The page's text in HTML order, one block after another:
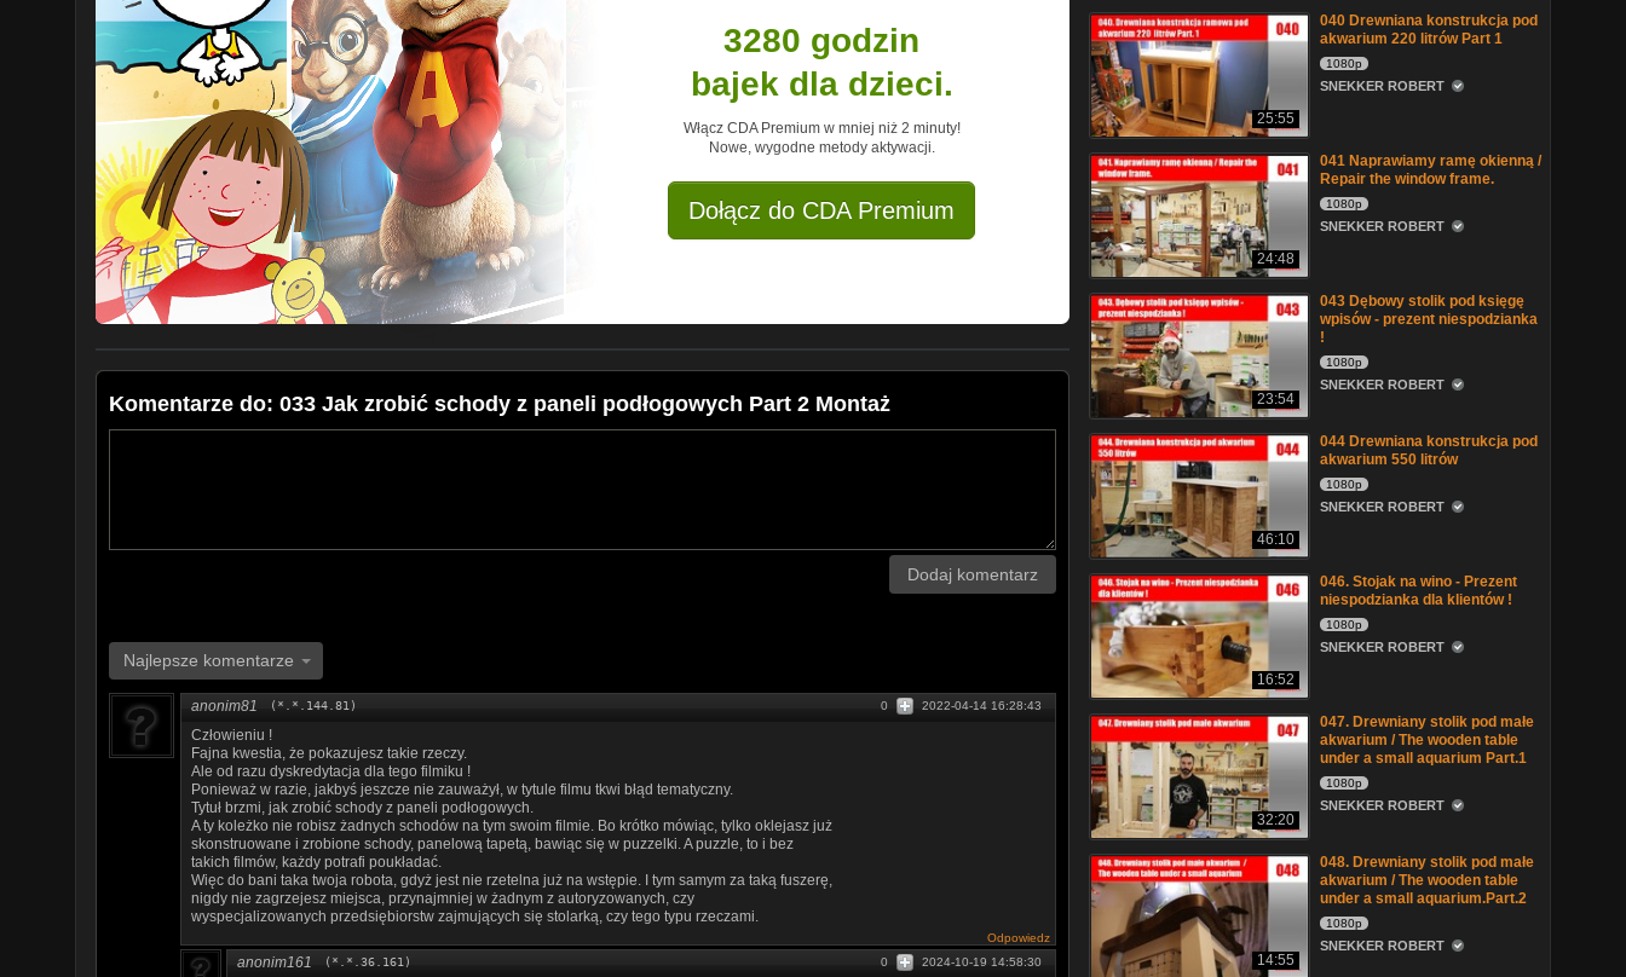
3280 godzin
bajek dla dzieci.
Włącz CDA Premium w mniej niż 2 minuty!
Nowe, wygodne metody aktywacji.
Dołącz do CDA Premium
Komentarze do: 033 Jak zrobić schody z paneli podłogowych Part 2 Montaż
Dodaj komentarz
Najlepsze komentarze
anonim81 (*.*.144.81) 2022-04-14 16:28:43
0
Człowieniu !
Fajna kwestia, że pokazujesz takie rzeczy.
Ale od razu dyskredytacja dla tego filmiku !
Ponieważ w razie, jakbyś jeszcze nie zauważył, w tytule filmu tkwi błąd tematyczny.
Tytuł brzmi, jak zrobić schody z paneli podłogowych.
A ty koleżko nie robisz żadnych schodów na tym swoim filmie. Bo krótko mówiąc, tylko oklejasz już
skonstruowane i zrobione schody, panelową tapetą, bawiąc się w puzzelki. A puzzle, to i bez
takich filmów, każdy potrafi poukładać.
Więc do bani taka twoja robota, gdyż jest nie rzetelna już na wstępie. I tym samym za taką fuszerę,
nigdy nie zagrzejesz miejsca, przynajmniej w żadnym z autoryzowanych, czy
wyspecjalizowanych przedsiębiorstw zajmujących się stolarką, czy tego typu rzeczami.
Odpowiedz
anonim161 (*.*.36.161) 2024-10-19 14:58:30
0
25:55
040 Drewniana konstrukcja pod
akwarium 220 litrów Part 1
1080p
SNEKKER ROBERT
24:48
041 Naprawiamy ramę okienną /
Repair the window frame.
1080p
SNEKKER ROBERT
23:54
043 Dębowy stolik pod księgę
wpisów - prezent niespodzianka
!
1080p
SNEKKER ROBERT
46:10
044 Drewniana konstrukcja pod
akwarium 550 litrów
1080p
SNEKKER ROBERT
16:52
046. Stojak na wino - Prezent
niespodzianka dla klientów !
1080p
SNEKKER ROBERT
32:20
047. Drewniany stolik pod małe
akwarium / The wooden table
under a small aquarium Part.1
1080p
SNEKKER ROBERT
14:55
048. Drewniany stolik pod małe
akwarium / The wooden table
under a small aquarium.Part.2
1080p
SNEKKER ROBERT